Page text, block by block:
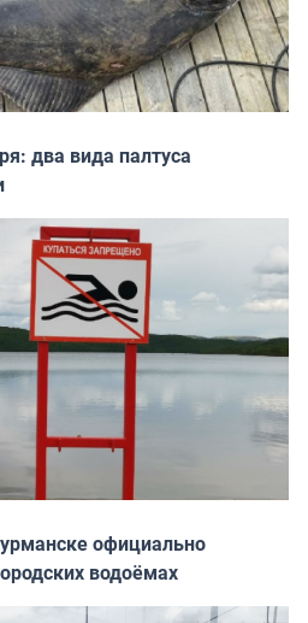
два вида палтуса
официально
водоёмах